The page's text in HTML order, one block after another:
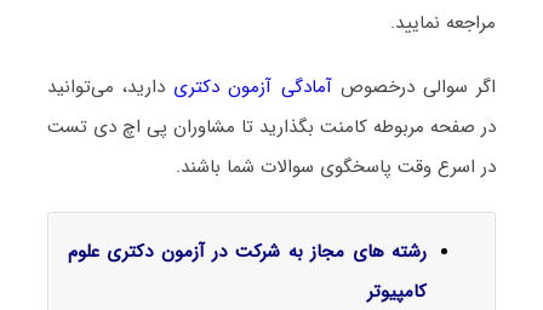
مراجعه نمایید.
اگر سوالی درخصوصآمادگی آزمون دکتری دارید، می‌توانید
در صفحه مربوطه کامنت بگذارید تا مشاوران پی اچ دی تست
در اسرع وقت پاسخگوی سوالات شما باشند.
رشته های مجاز به شرکت در آزمون دکتری علوم
کامپیوتر